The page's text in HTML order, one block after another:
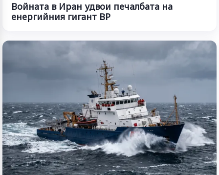
Войната в Иран удвои печалбата на
енергийния гигант BP